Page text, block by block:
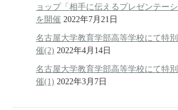
ョップ「相手に伝えるプレゼンテー
を開催 2022年7月21日
名古屋大学教育学部高等学校にて特
催(2) 2022年4月14日
名古屋大学教育学部高等学校にて特
催(1) 2022年3月7日